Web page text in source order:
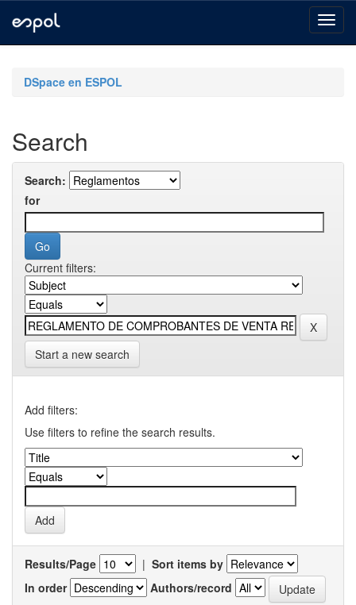
navigationDSpace en ESPOL
Search
Search:
for
Current filters:
Start a new search
Add filters:
Use filters to refine the search results.
Results/Page | Sort items by
In order
Authors/record